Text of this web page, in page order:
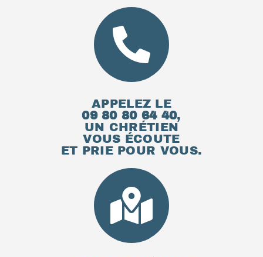
APPELEZ LE
09 80 80 64 40,
UN CHRÉTIEN
VOUS ÉCOUTE
ET PRIE POUR VOUS.